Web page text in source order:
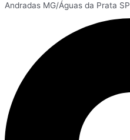
Andradas MG/Águas da Prata SP